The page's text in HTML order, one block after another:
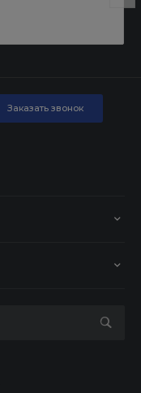
Заказать звонок